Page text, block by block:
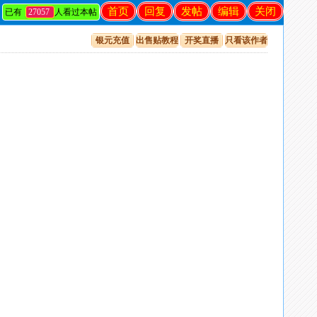
关闭
编辑
发帖
回复
首页
已有 27057 人看过本帖
银元充值 出售贴教程 开奖直播 只看该作者